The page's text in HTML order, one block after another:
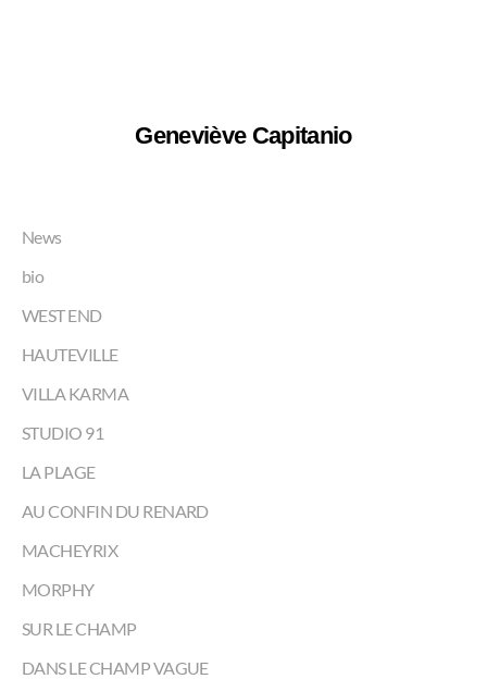
Geneviève Capitanio
News
bio
WEST END
HAUTEVILLE
VILLA KARMA
STUDIO 91
LA PLAGE
AU CONFIN DU RENARD
MACHEYRIX
MORPHY
SUR LE CHAMP
DANS LE CHAMP VAGUE